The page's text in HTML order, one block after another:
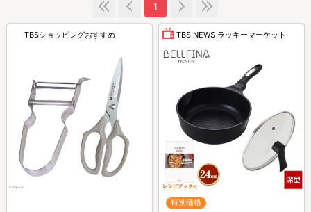
1
TBSショッピングおすすめ TBS NEWS ラッキーマーケット
特別価格